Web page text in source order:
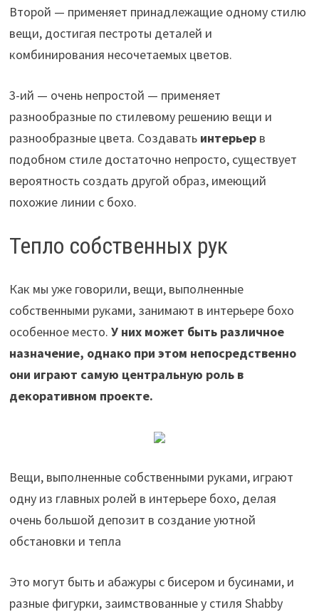
Второй — применяет принадлежащие одному стилю
вещи, достигая пестроты деталей и
комбинирования несочетаемых цветов.
3-ий — очень непростой — применяет
разнообразные по стилевому решению вещи и
разнообразные цвета. Создавать интерьерв
подобном стиле достаточно непросто, существует
вероятность создать другой образ, имеющий
похожие линии с бохо.
Тепло собственных рук
Как мы уже говорили, вещи, выполненные
собственными руками, занимают в интерьере бохо
особенное место. У них может быть различное
назначение, однако при этом непосредственно
они играют самую центральную роль в
декоративном проекте.
Вещи, выполненные собственными руками, играют
одну из главных ролей в интерьере бохо, делая
очень большой депозит в создание уютной
обстановки и тепла
Это могут быть и абажуры с бисером и бусинами, и
разные фигурки, заимствованные у стиля Shabby